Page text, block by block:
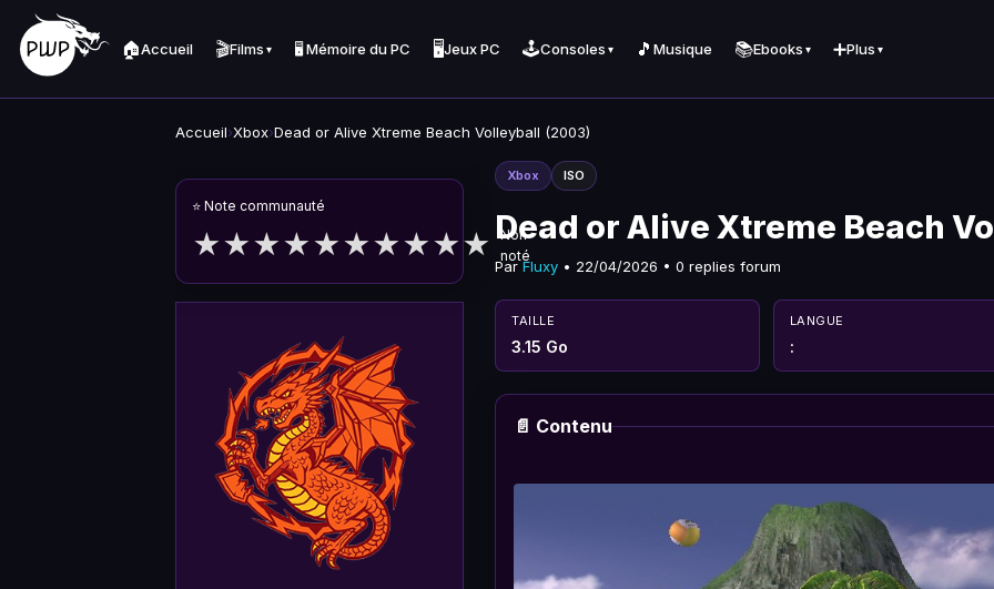
🏠Accueil 🎬Films ▾ 🖥️ Mémoire du PC 🖥️Jeux PC 🕹️Consoles ▾ 🎵 Musique 📚Ebooks ▾ ➕Plus ▾
Accueil›Xbox›Dead or Alive Xtreme Beach Volleyball (2003)
⭐ Note communauté
★★★★★★★★★★
Non
noté
Xbox ISO
Dead or Alive Xtreme Beach
ParFluxy • 22/04/2026 • 0 replies forum
TAILLE
3.15 Go
LANGUE
:
📄 Contenu